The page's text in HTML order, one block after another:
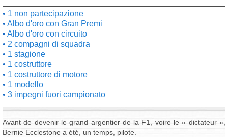
1 non partecipazione
Albo d'oro con Gran Premi
Albo d'oro con circuito
2 compagni di squadra
1 stagione
1 costruttore
1 costruttore di motore
1 modello
3 impegni fuori campionato
Avant de devenir le grand argentier de la F1, voire le « dictateur »,
Bernie Ecclestone a été, un temps, pilote.